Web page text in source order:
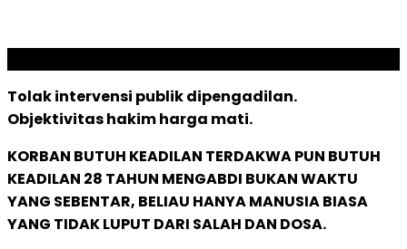
Tolak intervensi publik dipengadilan.
Objektivitas hakim harga mati.
KORBAN BUTUH KEADILAN TERDAKWA PUN BUTUH
KEADILAN 28 TAHUN MENGABDI BUKAN WAKTU
YANG SEBENTAR, BELIAU HANYA MANUSIA BIASA
YANG TIDAK LUPUT DARI SALAH DAN DOSA.